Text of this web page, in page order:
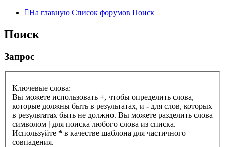
На главную Список форумов Поиск
Поиск
Запрос
Ключевые слова:
Вы можете использовать +, чтобы определить слова,
которые должны быть в результатах, и - для слов, которых
в результатах быть не должно. Вы можете разделить слова
символом | для поиска любого слова из списка.
Используйте * в качестве шаблона для частичного
совпадения.